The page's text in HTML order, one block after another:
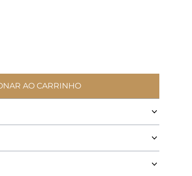
AO CARRINHO
Vestido Montevideo ESTANCIA